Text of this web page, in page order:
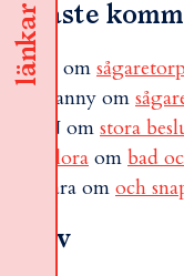
länkar
Senaste
om sågaretorp
Fanny om
N om stora
Flora om bad
sara om och
Arkiv